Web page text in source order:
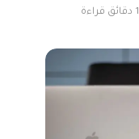
1 دقائق قراءة